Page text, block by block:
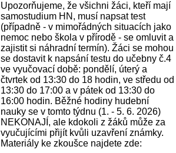
Upozorňujeme, že všichni žáci, kteří mají
samostudium HN, musí napsat test
(případně - v mimořádných situacích jako
nemoc nebo škola v přírodě - se omluvit a
zajistit si náhradní termín). Žáci se mohou
se dostavit k napsání testu do učebny č.4
ve vyučovací době: pondělí, úterý a
čtvrtek od 13:30 do 18 hodin, ve středu od
13:30 do 17:00 a v pátek od 13:30 do
16:00 hodin. Běžné hodiny hudební
nauky se v tomto týdnu (1. - 5. 6. 2026)
NEKONAJÍ, ale kdokoli z žáků může za
vyučujícími přijít kvůli uzavření známky.
Materiály ke zkoušce najdete zde: